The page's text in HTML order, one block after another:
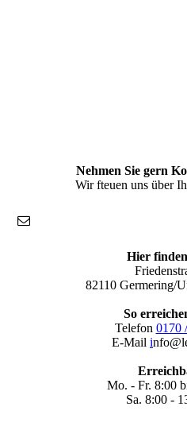
Nehmen Sie gern
Wir fteuen uns über
Hier
82110 Germering/
So
Telefon 0170
E-Mail i
Mo. - Fr. 8:00
Sa. 8:00 -